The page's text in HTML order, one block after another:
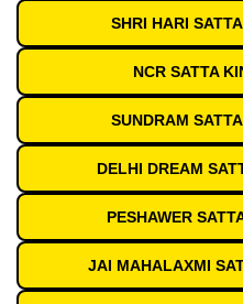
SHRI HARI
NCR SATTA
SUNDRAM
DELHI DREAM
PESHAWER
JAI MAHALAXMI